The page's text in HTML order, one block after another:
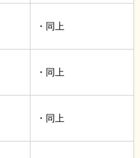
・同上
・同上
・同上